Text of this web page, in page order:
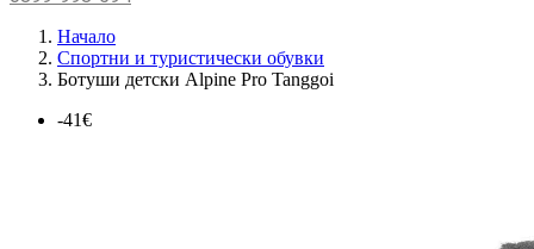
Начало
Спортни и туристически обувки
Ботуши детски Alpine Pro Tanggoi
-41€